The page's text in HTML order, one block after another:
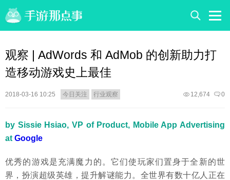
观察 | AdWords 和 AdMob 的创新助力打
造移动游戏史上最佳
2018-03-16 10:25 今日关注 行业观察 0
12,674
by Sissie Hsiao, VP of Product, Mobile App Advertising
at Google
优秀的游戏是充满魔力的。它们使玩家们置身于全新的世
界，扮演超级英雄，提升解谜能力。全世界有数十亿人正在